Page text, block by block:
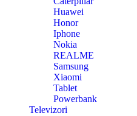
Huawei
Honor
Iphone
Nokia
REALME
Samsung
Xiaomi
Tablet
Powerbank
Televizori